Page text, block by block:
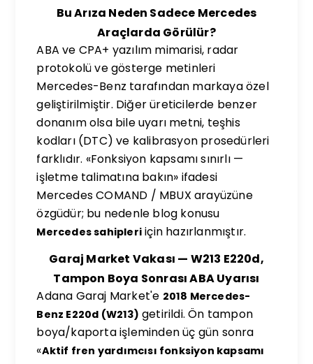
Bu Arıza Neden Sadece Mercedes
Araçlarda Görülür?
ABA ve CPA+ yazılım mimarisi, radar
protokolü ve gösterge metinleri
Mercedes-Benz tarafından markaya özel
geliştirilmiştir. Diğer üreticilerde benzer
donanım olsa bile uyarı metni, teşhis
kodları (DTC) ve kalibrasyon prosedürleri
farklıdır. «Fonksiyon kapsamı sınırlı —
işletme talimatına bakın» ifadesi
Mercedes COMAND / MBUX arayüzüne
özgüdür; bu nedenle blog konusu
Mercedes sahipleri için hazırlanmıştır.
Garaj Market Vakası — W213 E220d,
Tampon Boya Sonrası ABA Uyarısı
Adana Garaj Market'e 2018 Mercedes-
Benz E220d (W213) getirildi. Ön tampon
boya/kaporta işleminden üç gün sonra
«Aktif fren yardımcısı fonksiyon kapsamı